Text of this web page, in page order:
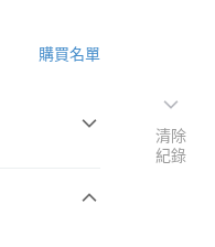
購買名單
清除
紀錄